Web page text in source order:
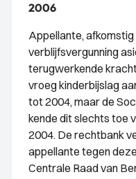
2006
Appellante,
verblijfsvergunning
terugwerkende
vroeg kinderbijslag
tot 2004, maar de
kende dit slechts toe
2004. De rechtbank
appellante tegen
Centrale Raad van